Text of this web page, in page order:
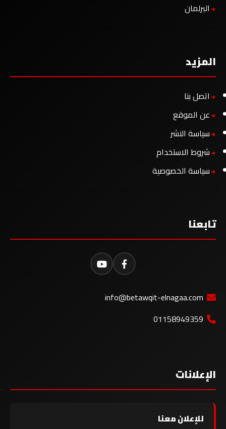
البرلمان
المزيد
اتصل بنا
عن الموقع
سياسة النشر
شروط الاستخدام
سياسة الخصوصية
تابعنا
info@betawqit-elnagaa.com
01158949359
الإعلانات
للإعلان معنا